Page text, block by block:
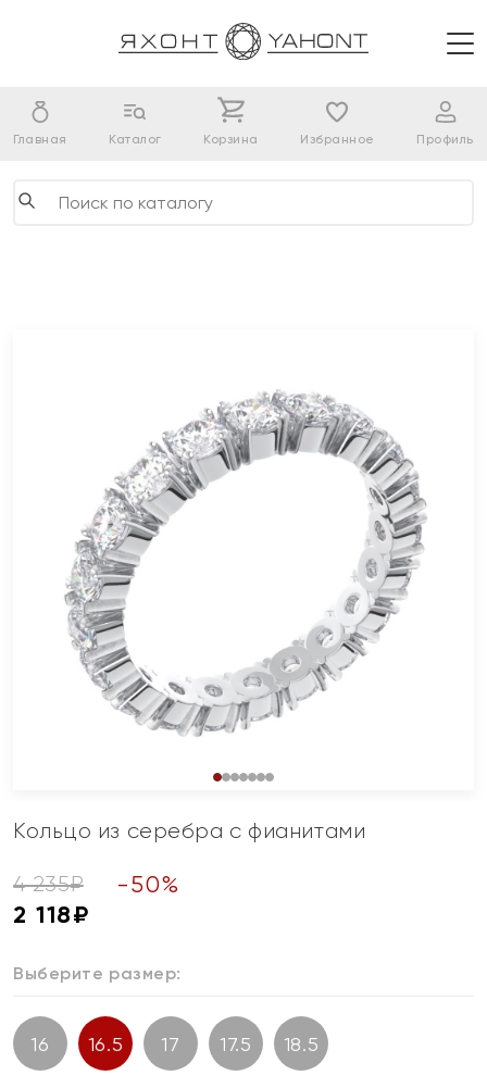
Главная Каталог Корзина Избранное Профиль
Кольцо из серебра с фианитами
4 235₽ -50%
2 118₽
Выберите размер:
16 16.5 17 17.5 18.5